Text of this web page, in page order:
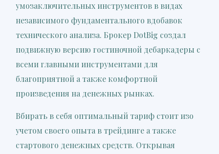
умозаключительных инструментов в видах
независимого фундаментального вдобавок
технического анализа. Брокер DotBig создал
подвижную версию гостиночной дебаркадеры с
всеми главными инструментами для
благоприятной а также комфортной
произведения на денежных рынках.
Вбирать в себя оптимальный тариф стоит изо
учетом своего опыта в трейдинге а также
стартового денежных средств. Открывая